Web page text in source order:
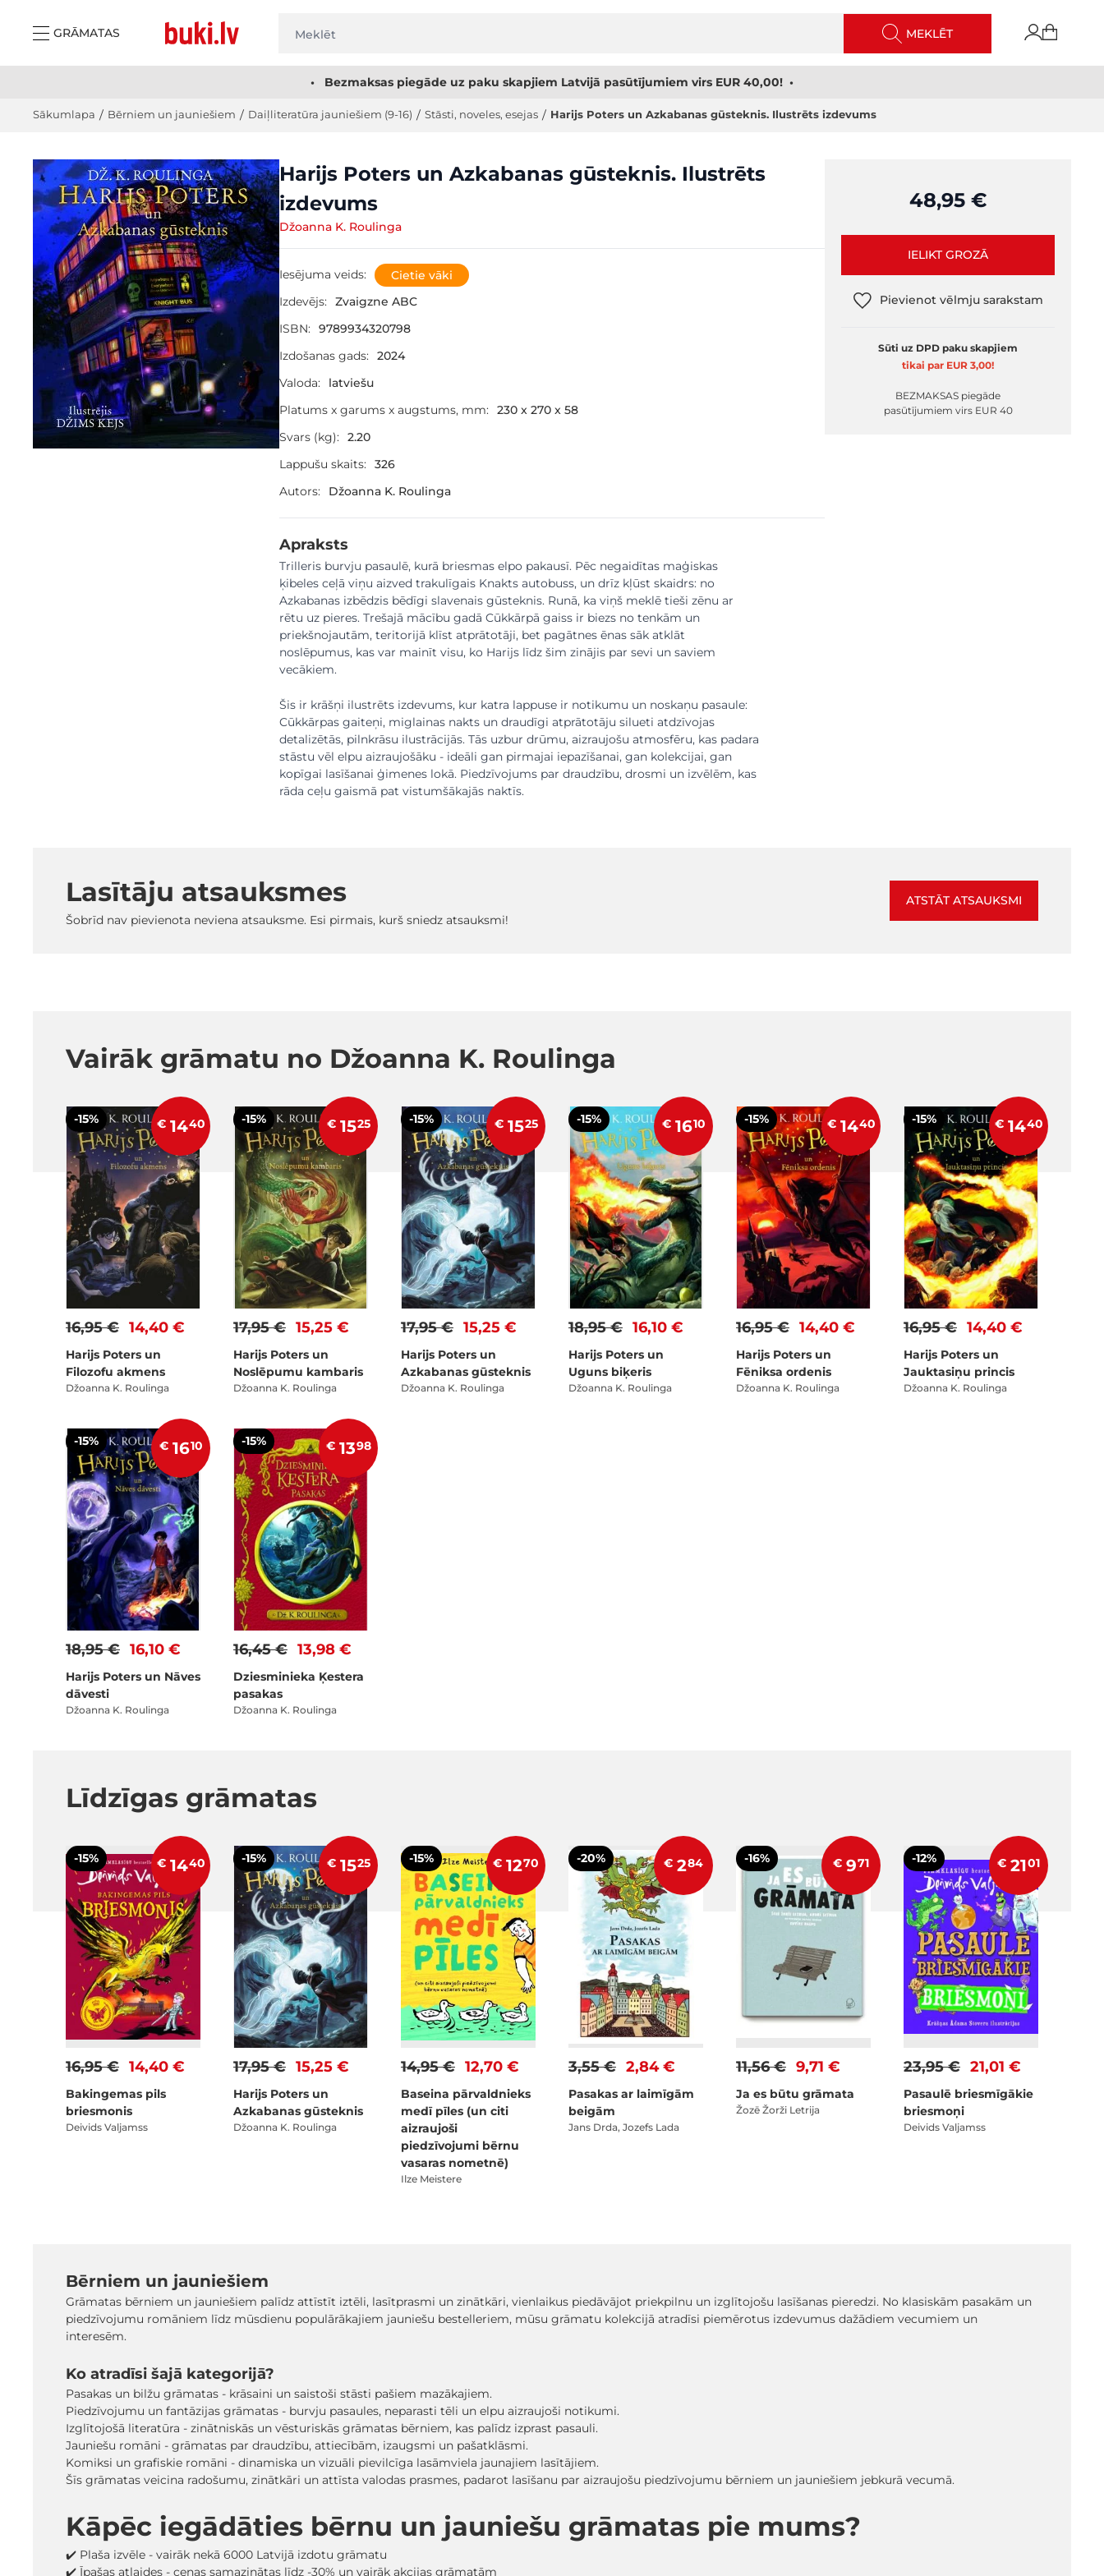
GRĀMATAS
MEKLĒT
• Bezmaksas piegāde uz paku skapjiem Latvijā pasūtījumiem virs EUR 40,00! •
Sākumlapa / Bērniem un jauniešiem / Daiļliteratūra jauniešiem (9-16) / Stāsti, noveles, esejas / Harijs Poters un Azkabanas gūsteknis. Ilustrēts izdevums
Main image
Click to view image in fullscreen
Harijs Poters un Azkabanas gūsteknis. Ilustrēts
izdevums
Džoanna K. Roulinga
Iesējuma veids:
Cietie vāki
Izdevējs:
Zvaigzne ABC
ISBN:
9789934320798
Izdošanas gads:
2024
Valoda:
latviešu
Platums x garums x augstums, mm:
230 x 270 x 58
Svars (kg):
2.20
Lappušu skaits:
326
Autors:
Džoanna K. Roulinga
Apraksts
Trilleris burvju pasaulē, kurā briesmas elpo pakausī. Pēc negaidītas maģiskas
ķibeles ceļā viņu aizved trakulīgais Knakts autobuss, un drīz kļūst skaidrs: no
Azkabanas izbēdzis bēdīgi slavenais gūsteknis. Runā, ka viņš meklē tieši zēnu ar
rētu uz pieres. Trešajā mācību gadā Cūkkārpā gaiss ir biezs no tenkām un
priekšnojautām, teritorijā klīst atprātotāji, bet pagātnes ēnas sāk atklāt
noslēpumus, kas var mainīt visu, ko Harijs līdz šim zinājis par sevi un saviem
vecākiem.
Šis ir krāšņi ilustrēts izdevums, kur katra lappuse ir notikumu un noskaņu pasaule:
Cūkkārpas gaiteņi, miglainas nakts un draudīgi atprātotāju silueti atdzīvojas
detalizētās, pilnkrāsu ilustrācijās. Tās uzbur drūmu, aizraujošu atmosfēru, kas padara
stāstu vēl elpu aizraujošāku - ideāli gan pirmajai iepazīšanai, gan kolekcijai, gan
kopīgai lasīšanai ģimenes lokā. Piedzīvojums par draudzību, drosmi un izvēlēm, kas
rāda ceļu gaismā pat vistumšākajās naktīs.
48,95 €
IELIKT GROZĀ
Pievienot vēlmju sarakstam
Sūti uz DPD paku skapjiem
tikai par EUR 3,00!
BEZMAKSAS piegāde
pasūtījumiem virs EUR 40
Lasītāju atsauksmes
Šobrīd nav pievienota neviena atsauksme. Esi pirmais, kurš sniedz atsauksmi!
ATSTĀT ATSAUKSMI
Vairāk grāmatu no Džoanna K. Roulinga
-15% € 1440
14,40 €
16,95 €
Harijs Poters un
Filozofu akmens
Džoanna K. Roulinga
-15% € 1525
15,25 €
17,95 €
Harijs Poters un
Noslēpumu kambaris
Džoanna K. Roulinga
-15% € 1525
15,25 €
17,95 €
Harijs Poters un
Azkabanas gūsteknis
Džoanna K. Roulinga
-15% € 1610
16,10 €
18,95 €
Harijs Poters un
Uguns biķeris
Džoanna K. Roulinga
-15% € 1440
14,40 €
16,95 €
Harijs Poters un
Fēniksa ordenis
Džoanna K. Roulinga
-15% € 1440
14,40 €
16,95 €
Harijs Poters un
Jauktasiņu princis
Džoanna K. Roulinga
-15% € 1610
16,10 €
18,95 €
Harijs Poters un Nāves
dāvesti
Džoanna K. Roulinga
-15% € 1398
13,98 €
16,45 €
Dziesminieka Ķestera
pasakas
Džoanna K. Roulinga
Līdzīgas grāmatas
-15% € 1440
14,40 €
16,95 €
Bakingemas pils
briesmonis
Deivids Valjamss
-15% € 1525
15,25 €
17,95 €
Harijs Poters un
Azkabanas gūsteknis
Džoanna K. Roulinga
-15% € 1270
12,70 €
14,95 €
Baseina pārvaldnieks
medī pīles (un citi
aizraujoši
piedzīvojumi bērnu
vasaras nometnē)
Ilze Meistere
-20% € 284
2,84 €
3,55 €
Pasakas ar laimīgām
beigām
Jans Drda, Jozefs Lada
-16% € 971
9,71 €
11,56 €
Ja es būtu grāmata
Žozē Žorži Letrija
-12% € 2101
21,01 €
23,95 €
Pasaulē briesmīgākie
briesmoņi
Deivids Valjamss
Bērniem un jauniešiem
Grāmatas bērniem un jauniešiem palīdz attīstīt iztēli, lasītprasmi un zinātkāri, vienlaikus piedāvājot priekpilnu un izglītojošu lasīšanas pieredzi. No klasiskām pasakām un
piedzīvojumu romāniem līdz mūsdienu populārākajiem jauniešu bestelleriem, mūsu grāmatu kolekcijā atradīsi piemērotus izdevumus dažādiem vecumiem un
interesēm.
Ko atradīsi šajā kategorijā?
Pasakas un bilžu grāmatas - krāsaini un saistoši stāsti pašiem mazākajiem.
Piedzīvojumu un fantāzijas grāmatas - burvju pasaules, neparasti tēli un elpu aizraujoši notikumi.
Izglītojošā literatūra - zinātniskās un vēsturiskās grāmatas bērniem, kas palīdz izprast pasauli.
Jauniešu romāni - grāmatas par draudzību, attiecībām, izaugsmi un pašatklāsmi.
Komiksi un grafiskie romāni - dinamiska un vizuāli pievilcīga lasāmviela jaunajiem lasītājiem.
Šīs grāmatas veicina radošumu, zinātkāri un attīsta valodas prasmes, padarot lasīšanu par aizraujošu piedzīvojumu bērniem un jauniešiem jebkurā vecumā.
Kāpēc iegādāties bērnu un jauniešu grāmatas pie mums?
✔️ Plaša izvēle - vairāk nekā 6000 Latvijā izdotu grāmatu
✔️ Īpašas atlaides - cenas samazinātas līdz -30% un vairāk akcijas grāmatām